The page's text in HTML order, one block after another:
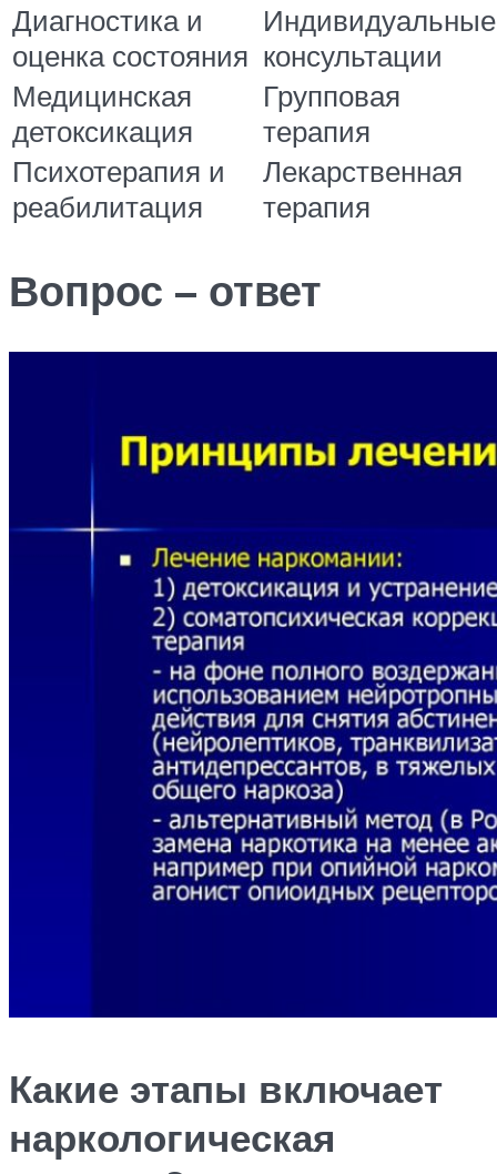
Диагностика и
оценка состояния
Индивидуальные
консультации
Медицинская
детоксикация
Групповая
терапия
Психотерапия и
реабилитация
Лекарственная
терапия
Вопрос – ответ
Какие этапы включает
наркологическая